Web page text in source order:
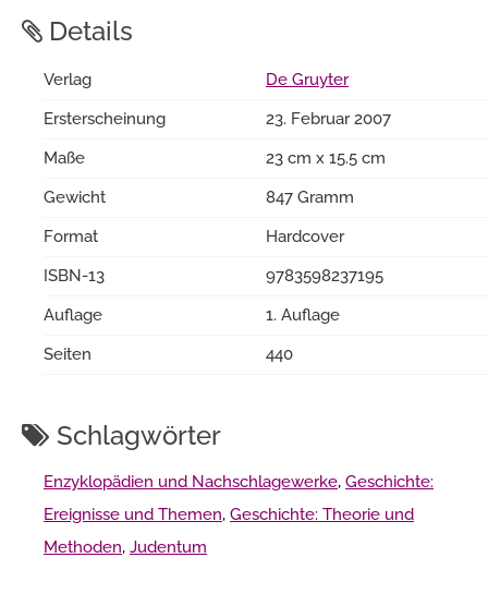
Details
Verlag
De Gruyter
Ersterscheinung
23. Februar 2007
Maße
23 cm x 15.5 cm
Gewicht
847 Gramm
Format
Hardcover
ISBN-13
9783598237195
Auflage
1. Auflage
Seiten
440
Schlagwörter
Enzyklopädien und Nachschlagewerke, Geschichte:
Ereignisse und Themen, Geschichte: Theorie und
Methoden, Judentum